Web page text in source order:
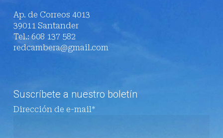
Ap. de Correos 4013
39011 Santander
Tel.: 608 137 582
redcambera@gmail.com
Suscríbete a nuestro boletín
Dirección de e-mail*